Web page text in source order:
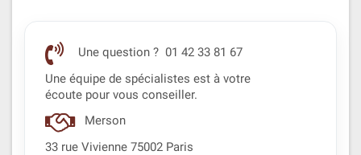
Une question ? 01 42 33 81 67
Une équipe de spécialistes est à votre
écoute pour vous conseiller.
Merson
33 rue Vivienne 75002 Paris